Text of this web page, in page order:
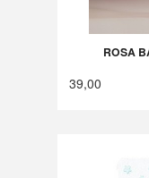
ROSA
39,00